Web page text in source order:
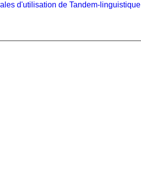
d'utilisation de Tandem-linguistique